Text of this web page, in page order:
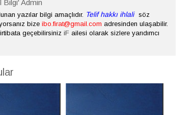
Bilgi' Admin
yazılar bilgi amaçlıdır. Telif hakkı ihlali
söz
bize ibo.firat@gmail.com adresinden ulaşabilir.
geçebilirsiniz iF ailesi olarak sizlere yarıdımcı